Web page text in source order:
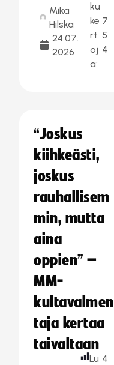
Mika
Hilska
24.07.
2026
ku
ke
rt
oj
a:
7
5
4
“Joskus
kiihkeästi,
joskus
rauhallisem
min, mutta
aina
oppien” –
MM-
kultavalmen
taja kertaa
taivaltaan
Lu 4